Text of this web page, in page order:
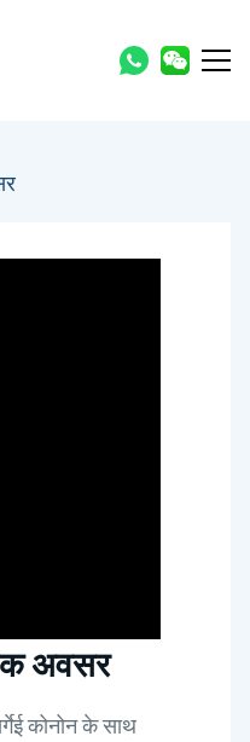
अवसर
कोनोन के साथ